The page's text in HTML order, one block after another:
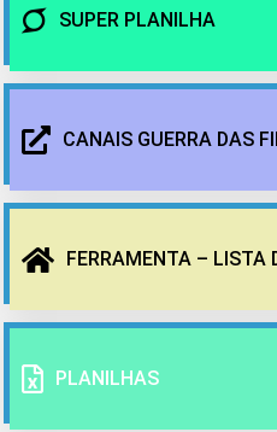
SUPER PLANILHA
CANAIS GUERRA DAS
FERRAMENTA – LISTA
PLANILHAS